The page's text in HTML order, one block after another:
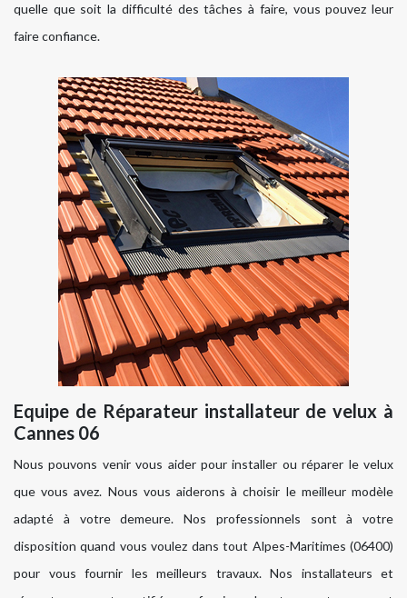
quelle que soit la difficulté des tâches à faire, vous pouvez leur
faire confiance.
Equipe de Réparateur installateur de velux à
Cannes 06
Nous pouvons venir vous aider pour installer ou réparer le velux
que vous avez. Nous vous aiderons à choisir le meilleur modèle
adapté à votre demeure. Nos professionnels sont à votre
disposition quand vous voulez dans tout Alpes-Maritimes (06400)
pour vous fournir les meilleurs travaux. Nos installateurs et